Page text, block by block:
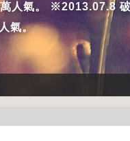
氣。 ※2013.07.8
氣。